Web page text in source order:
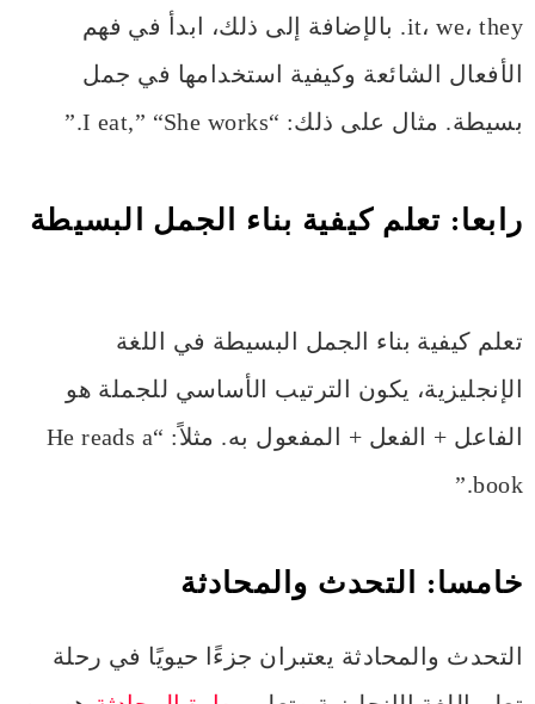
it، we، they. بالإضافة إلى ذلك، ابدأ في فهم
الأفعال الشائعة وكيفية استخدامها في جمل
بسيطة. مثال على ذلك: “I eat,” “She works.”
رابعا: تعلم كيفية بناء الجمل البسيطة
تعلم كيفية بناء الجمل البسيطة في اللغة
الإنجليزية، يكون الترتيب الأساسي للجملة هو
الفاعل + الفعل + المفعول به. مثلاً: “He reads a
book.”
خامسا: التحدث والمحادثة
التحدث والمحادثة يعتبران جزءًا حيويًا في رحلة